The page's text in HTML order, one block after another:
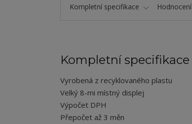
Kompletní specifikace Hodnocení
Kompletní specifikace
Vyrobená z recyklovaného plastu
Velký 8-mi místný displej
Výpočet DPH
Přepočet až 3 měn